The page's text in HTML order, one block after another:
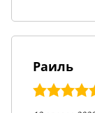
Раиль
5,0
rating